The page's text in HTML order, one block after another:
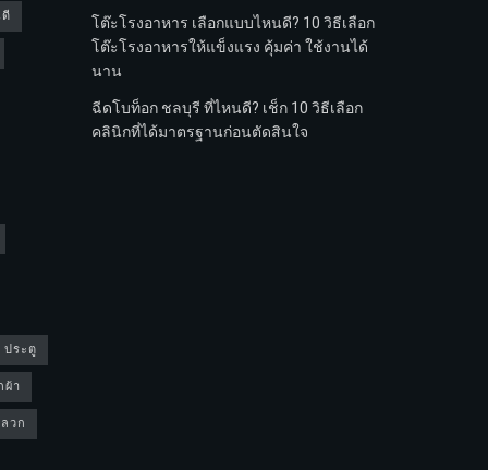
ประตู
า
วก
โต๊ะโรงอาหาร เลือกแบบไหนดี? 10 วิธีเลือก
โต๊ะโรงอาหารให้แข็งแรง คุ้มค่า ใช้งานได้
นาน
ฉีดโบท็อก ชลบุรี ที่ไหนดี? เช็ก 10 วิธีเลือก
คลินิกที่ได้มาตรฐานก่อนตัดสินใจ